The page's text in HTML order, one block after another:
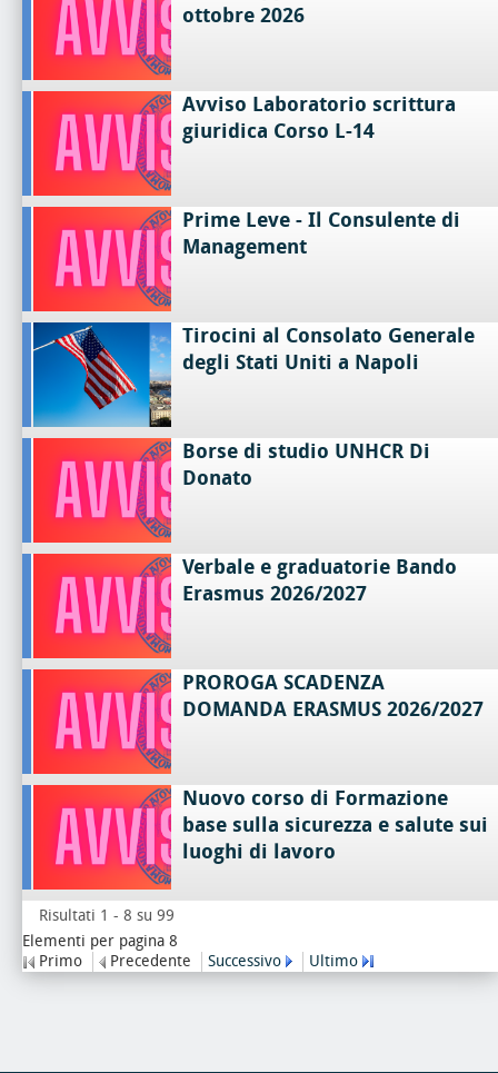
ottobre 2026
Avviso Laboratorio scrittura
giuridica Corso L-14
Prime Leve - Il Consulente di
Management
Tirocini al Consolato Generale
degli Stati Uniti a Napoli
Borse di studio UNHCR Di
Donato
Verbale e graduatorie Bando
Erasmus 2026/2027
PROROGA SCADENZA
DOMANDA ERASMUS 2026/2027
Nuovo corso di Formazione
base sulla sicurezza e salute sui
luoghi di lavoro
Risultati 1 - 8 su 99
Elementi per pagina 8
Primo
Precedente Successivo Ultimo